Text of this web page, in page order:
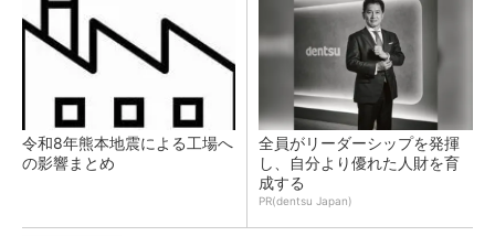
令和8年熊本地震による工場へ
の影響まとめ
全員がリーダーシップを発揮
し、自分より優れた人財を育
成する
PR(dentsu Japan)